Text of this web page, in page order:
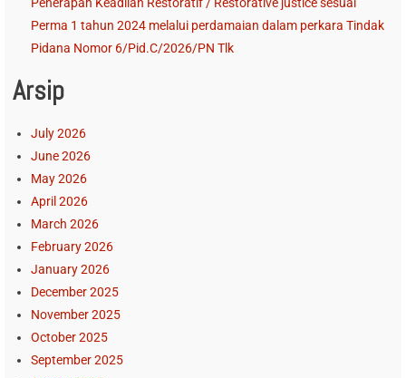
Perma 1 tahun 2024 melalui perdamaian dalam perkara Tindak
Pidana Nomor 6/Pid.C/2026/PN Tlk
Arsip
July 2026
June 2026
May 2026
April 2026
March 2026
February 2026
January 2026
December 2025
November 2025
October 2025
September 2025